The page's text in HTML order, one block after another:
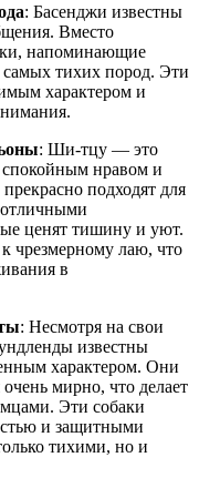
: Басенджи известны
Вместо
напоминающие
самых тихих пород. Эти
характером и
: Ши-тцу — это
спокойным нравом и
подходят для
ценят тишину и уют.
чрезмерному лаю, что
в
: Несмотря на свои
известны
характером. Они
мирно, что делает
Эти собаки
и защитными
тихими, но и